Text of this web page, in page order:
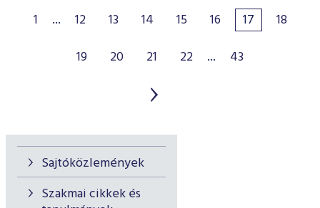
Sajtóközlemények
Szakmai cikkek és
1 ... 12 13 14 15 16 17
18
19
20 21 22 ... 43